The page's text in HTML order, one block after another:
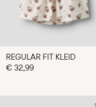
REGULAR FIT KLEID
€ 32,99